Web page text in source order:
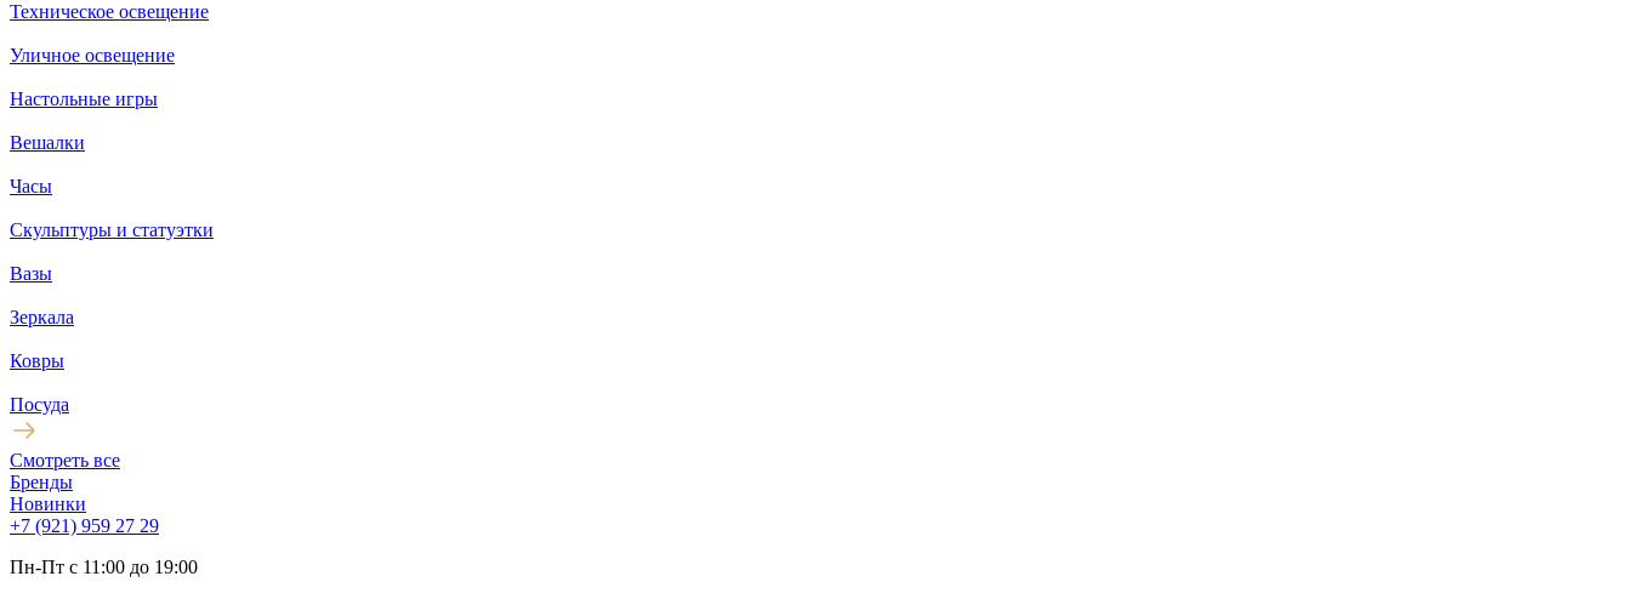
Техническое освещение
Уличное освещение
Настольные игры
Вешалки
Часы
Скульптуры и статуэтки
Вазы
Зеркала
Ковры
Посуда
Смотреть все
Бренды
Новинки
+7 (921) 959 27 29
Пн-Пт с 11:00 до 19:00